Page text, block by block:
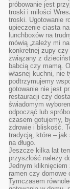
próbowanie jest
troski i miłości
troski. Ugotowanie
upieczenie ciasta
lunchboxów na
mówią „zależy mi
konkretnej zupy
związany z
babcią czy mamą.
własnej kuchni, nie
podtrzymujemy
gotowanie nie jest
restauracji czy
świadomym
odpocząć lub
czasem gotujemy,
zdrowie i bliskość.
tradycją, które – jak
na długo.
Jeszcze kilka lat
przyszłość należy
Jednym kliknięciem
ramen czy domowe
Tymczasem